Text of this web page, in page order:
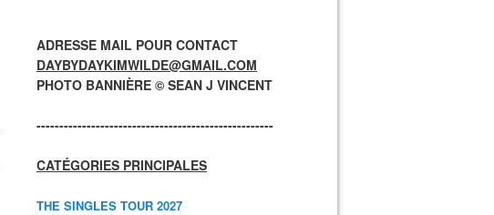
ADRESSE MAIL POUR CONTACT
DAYBYDAYKIMWILDE@GMAIL.COM
PHOTO BANNIÈRE © SEAN J VINCENT
----------------------------------------------------
CATÉGORIES PRINCIPALES
THE SINGLES TOUR 2027